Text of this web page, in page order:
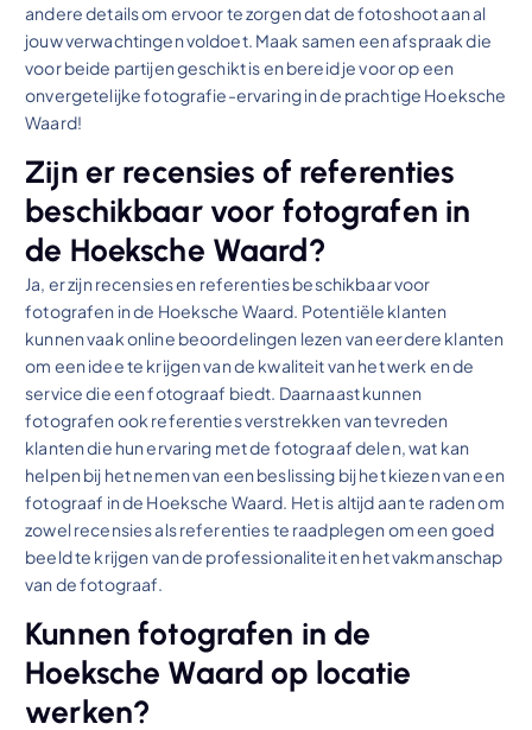
andere details om ervoor te zorgen dat de fotoshoot aan al
jouw verwachtingen voldoet. Maak samen een afspraak die
voor beide partijen geschikt is en bereid je voor op een
onvergetelijke fotografie-ervaring in de prachtige Hoeksche
Waard!
Zijn er recensies of referenties
beschikbaar voor fotografen in
de Hoeksche Waard?
Ja, er zijn recensies en referenties beschikbaar voor
fotografen in de Hoeksche Waard. Potentiële klanten
kunnen vaak online beoordelingen lezen van eerdere klanten
om een idee te krijgen van de kwaliteit van het werk en de
service die een fotograaf biedt. Daarnaast kunnen
fotografen ook referenties verstrekken van tevreden
klanten die hun ervaring met de fotograaf delen, wat kan
helpen bij het nemen van een beslissing bij het kiezen van een
fotograaf in de Hoeksche Waard. Het is altijd aan te raden om
zowel recensies als referenties te raadplegen om een goed
beeld te krijgen van de professionaliteit en het vakmanschap
van de fotograaf.
Kunnen fotografen in de
Hoeksche Waard op locatie
werken?